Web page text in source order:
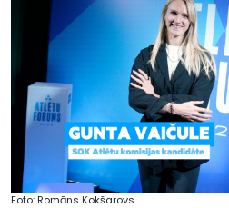
Foto: Romāns Kokšarovs